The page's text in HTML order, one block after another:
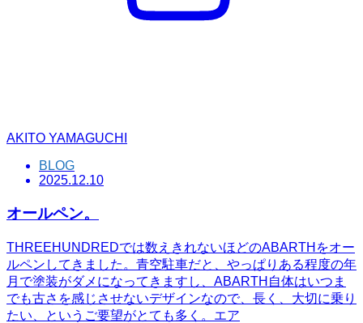
AKITO YAMAGUCHI
BLOG
2025.12.10
オールペン。
THREEHUNDREDでは数えきれないほどのABARTHをオー
ルペンしてきました。青空駐車だと、やっぱりある程度の年
月で塗装がダメになってきますし、ABARTH自体はいつま
でも古さを感じさせないデザインなので、長く、大切に乗り
たい、というご要望がとても多く。エア